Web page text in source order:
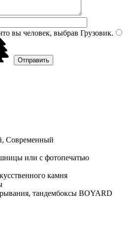
вы человек, выбрав Грузовик.
Современный
или с фотопечатью
камня
тандембоксы BOYARD